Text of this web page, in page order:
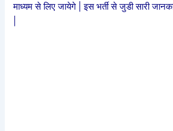
माध्यम से लिए जायेगे | इस भर्ती से जुडी सारी